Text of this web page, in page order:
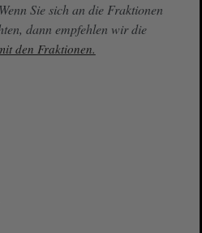
Sie sich an die Fraktionen
dann empfehlen wir die
den Fraktionen.